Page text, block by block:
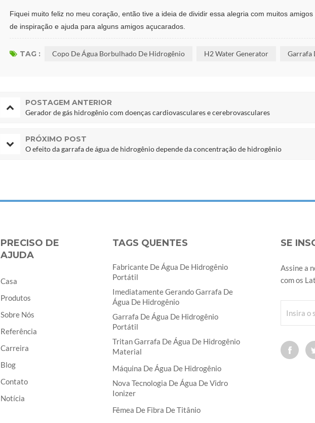
Fiquei muito feliz no meu coração, então tive a ideia de dividir essa alegria com muitos
de inspiração e ajuda para alguns amigos açucarados.
TAG : Copo De Água Borbulhado De Hidrogênio H2 Water Generator Garrafa
POSTAGEM ANTERIOR
Gerador de gás hidrogênio com doenças cardiovasculares e cerebrovasculares
PRÓXIMO POST
O efeito da garrafa de água de hidrogênio depende da concentração de hidrogênio
SE
Assine a
com os
PRECISO DE
AJUDA
Casa
Produtos
Sobre Nós
Referência
Carreira
Blog
Contato
Notícia
TAGS QUENTES
Fabricante De Água De Hidrogênio
Portátil
Imediatamente Gerando Garrafa De
Água De Hidrogênio
Garrafa De Água De Hidrogênio
Portátil
Tritan Garrafa De Água De Hidrogênio
Material
Máquina De Água De Hidrogênio
Nova Tecnologia De Água De Vidro
Ionizer
Fêmea De Fibra De Titânio